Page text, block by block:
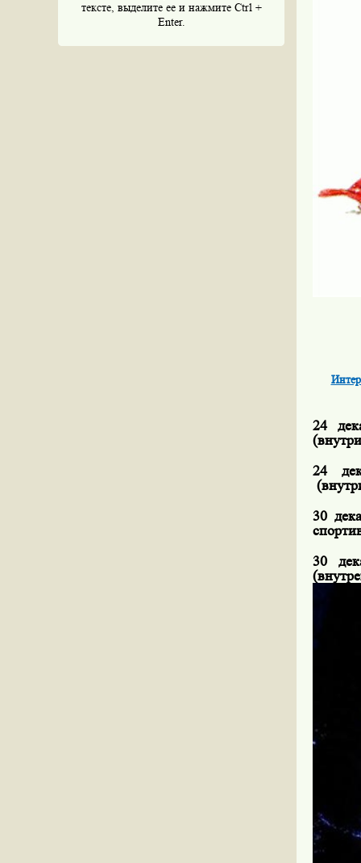
тексте, выделите ее и нажмите Ctrl +
Enter.
24
24
30
30